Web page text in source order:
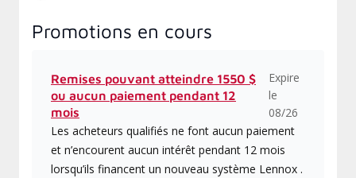
Promotions en cours
Remises pouvant atteindre 1550 $
ou aucun paiement pendant 12
mois
Expire
le
08/26
Les acheteurs qualifiés ne font aucun paiement
et n’encourent aucun intérêt pendant 12 mois
lorsqu’ils financent un nouveau système Lennox .